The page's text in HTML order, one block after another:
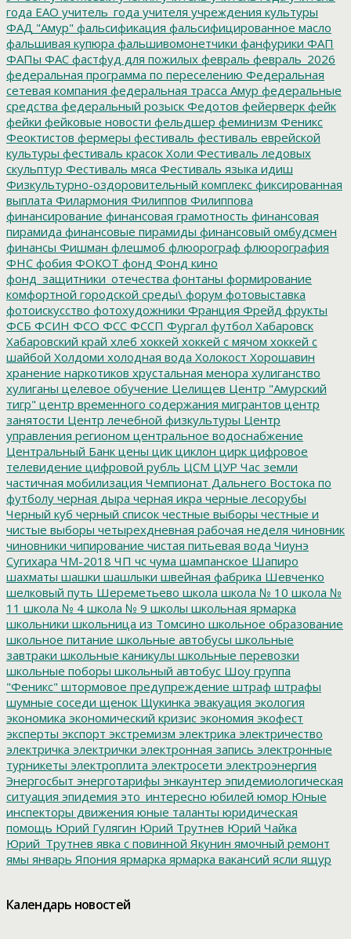
года ЕАО учитель_года учителя учреждения культуры
ФАД "Амур" фальсификация фальсифицированное масло
фальшивая купюра фальшивомонетчики фанфурики ФАП
ФАПы ФАС фастфуд для пожилых февраль февраль_2026
федеральная программа по переселению Федеральная
сетевая компания федеральная трасса Амур федеральные
средства федеральный розыск Федотов фейерверк фейк
фейки фейковые новости фельдшер феминизм Феникс
Феоктистов фермеры фестиваль фестиваль еврейской
культуры фестиваль красок Холи Фестиваль ледовых
скульптур Фестиваль мяса Фестиваль языка идиш
Физкультурно-оздоровительный комплекс фиксированная
выплата Филармония Филиппов Филиппова
финансирование финансовая грамотность финансовая
пирамида финансовые пирамиды финансовый омбудсмен
финансы Фишман флешмоб флюорограф флюорография
ФНС фобия ФОКОТ фонд Фонд кино
фонд_защитники_отечества фонтаны формирование
комфортной городской среды\ форум фотовыставка
фотоискусство фотохудожники Франция Фрейд фрукты
ФСБ ФСИН ФСО ФСС ФССП Фургал футбол Хабаровск
Хабаровский край хлеб хоккей хоккей с мячом хоккей с
шайбой Холдоми холодная вода Холокост Хорошавин
хранение наркотиков хрустальная менора хулиганство
хулиганы целевое обучение Целищев Центр "Амурский
тигр" центр временного содержания мигрантов центр
занятости Центр лечебной физкультуры Центр
управления регионом центральное водоснабжение
Центральный Банк цены цик циклон цирк цифровое
телевидение цифровой рубль ЦСМ ЦУР Час земли
частичная мобилизация Чемпионат Дальнего Востока по
футболу черная дыра черная икра черные лесорубы
Черный куб черный список честные выборы честные и
чистые выборы четырехдневная рабочая неделя чиновник
чиновники чипирование чистая питьевая вода Чиунэ
Сугихара ЧМ-2018 ЧП чс чума шампанское Шапиро
шахматы шашки шашлыки швейная фабрика Шевченко
шелковый путь Шереметьево школа школа № 10 школа №
11 школа № 4 школа № 9 школы школьная ярмарка
школьники школьница из Томсино школьное образование
школьное питание школьные автобусы школьные
завтраки школьные каникулы школьные перевозки
школьные поборы школьный автобус Шоу группа
"Феникс" штормовое предупреждение штраф штрафы
шумные соседи щенок Щукинка эвакуация экология
экономика экономический кризис экономия экофест
эксперты экспорт экстремизм электрика электричество
электричка электрички электронная запись электронные
турникеты электроплита электросети электроэнергия
Энергосбыт энерготарифы энкаунтер эпидемиологическая
ситуация эпидемия это_интересно юбилей юмор Юные
инспекторы движения юные таланты юридическая
помощь Юрий Гулягин Юрий Трутнев Юрий Чайка
Юрий_Трутнев явка с повинной Якунин ямочный ремонт
ямы январь Япония ярмарка ярмарка вакансий ясли ящур
Календарь новостей